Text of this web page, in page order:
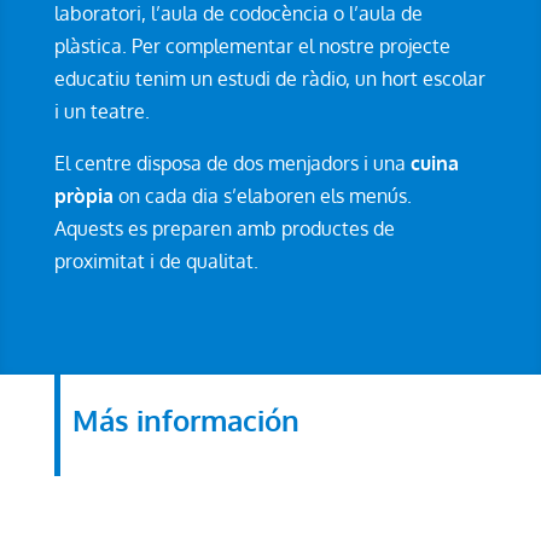
laboratori, l’aula de codocència o l’aula de
plàstica. Per complementar el nostre projecte
educatiu tenim un estudi de ràdio, un hort escolar
i un teatre.
El centre disposa de dos menjadors i una cuina
pròpia on cada dia s’elaboren els menús.
Aquests es preparen amb productes de
proximitat i de qualitat.
Más información